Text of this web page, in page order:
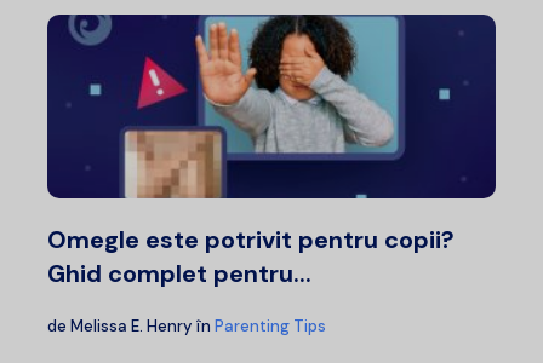
Omegle este potrivit pentru copii?
Ghid complet pentru...
de Melissa E. Henry în Parenting Tips